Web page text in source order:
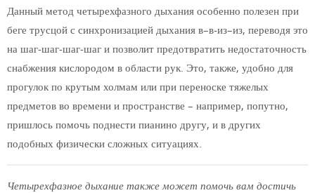
Данный метод четырехфазного дыхания особенно полезен при
беге трусцой с синхронизацией дыхания в–в-из–из, переводя это
на шаг-шаг-шаг-шаг и позволит предотвратить недостаточность
снабжения кислородом в области рук. Это, также, удобно для
прогулок по крутым холмам или при переноске тяжелых
предметов во времени и пространстве – например, попутно,
пришлось помочь поднести пианино другу, и в других
подобных физически сложных ситуациях.
Четырехфазное дыхание также может помочь вам достичь